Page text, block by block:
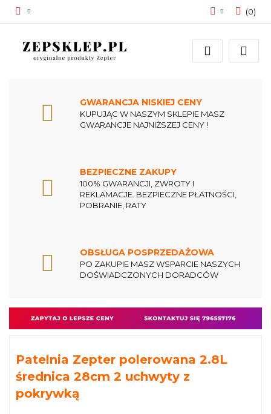
Zaloguj się
Zarejestruj się
(0)
GWARANCJA NISKIEJ CENY
KUPUJĄC W NASZYM SKLEPIE MASZ
GWARANCJE NAJNIŻSZEJ CENY !
BEZPIECZNE ZAKUPY
100% GWARANCJI, ZWROTY I
REKLAMACJE. BEZPIECZNE PŁATNOŚCI,
POBRANIE, RATY
OBSŁUGA POSPRZEDAŻOWA
PO ZAKUPIE MASZ WSPARCIE NASZYCH
DOŚWIADCZONYCH DORADCÓW
Patelnia Zepter polerowana 2.8L
średnica 28cm 2 uchwyty z
pokrywką